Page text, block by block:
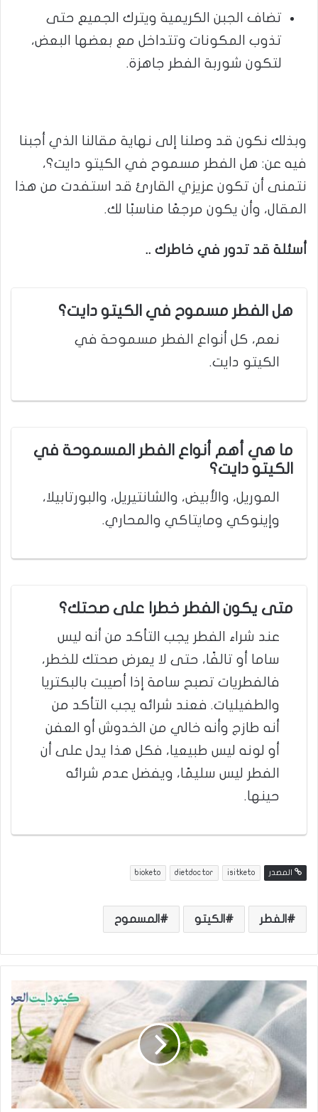
تضاف الجبن الكريمية ويترك الجميع حتى
تذوب المكونات وتتداخل مع بعضها البعض،
لتكون شوربة الفطر جاهزة.
وبذلك نكون قد وصلنا إلى نهاية مقالنا الذي أجبنا
فيه عن: هل الفطر مسموح في الكيتو دايت؟،
نتمنى أن تكون عزيزي القارئ قد استفدت من هذا
المقال، وأن يكون مرجعًا مناسبًا لك.
أسئلة قد تدور في خاطرك ..
هل الفطر مسموح في الكيتو دايت؟
نعم، كل أنواع الفطر مسموحة في
الكيتو دايت.
ما هي أهم أنواع الفطر المسموحة في
الكيتو دايت؟
الموريل، والأبيض، والشانتيريل، والبورتابيلا،
وإينوكي ومايتاكي والمحاري.
متى يكون الفطر خطرا على صحتك؟
عند شراء الفطر يجب التأكد من أنه ليس
ساما أو تالفًا، حتى لا يعرض صحتك للخطر،
فالفطريات تصبح سامة إذا أصيبت بالبكتريا
والطفيليات. فعند شرائه يجب التأكد من
أنه طازج وأنه خالي من الخدوش أو العفن
أو لونه ليس طبيعيا، فكل هذا يدل على أن
الفطر ليس سليمًا، ويفضل عدم شرائه
حينها.
المصدر isitketo
dietdoctor
bioketo
الفطر الكيتو المسموح
ا
ل
ة
ف
ي
ا